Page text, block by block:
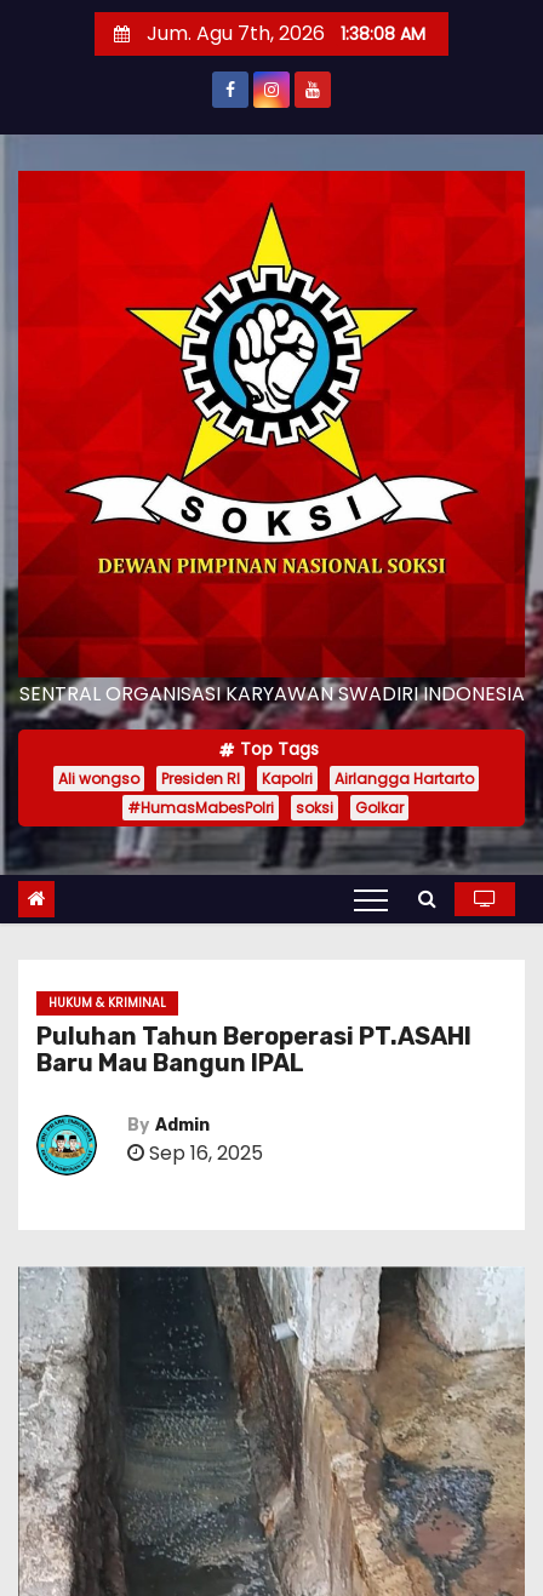
Jum. Agu 7th, 2026 1:38:10 AM
SENTRAL ORGANISASI KARYAWAN SWADIRI INDONESIA
Top Tags
Ali wongso Presiden RI Kapolri
Airlangga Hartarto
#HumasMabesPolri
soksi Golkar
HUKUM & KRIMINAL
Puluhan Tahun Beroperasi PT.ASAHI
Baru Mau Bangun IPAL
By Admin
Sep 16, 2025